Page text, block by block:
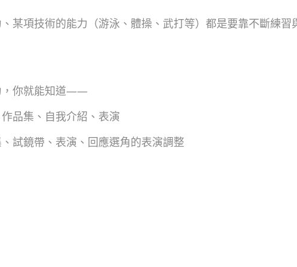
某項技術的能力（游泳、體操、武打等）都是要靠不斷練習
，你就能知道——
品集、自我介紹、表演
試鏡帶、表演、回應選角的表演調整